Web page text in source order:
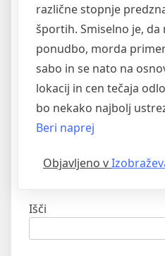
različne stopnje
športih. Smiselno je,
ponudbo, morda
sabo in se nato na
lokacij in cen tečaja
bo nekako najbolj
Beri naprej
–
otroke”
Objavljeno v
Išči